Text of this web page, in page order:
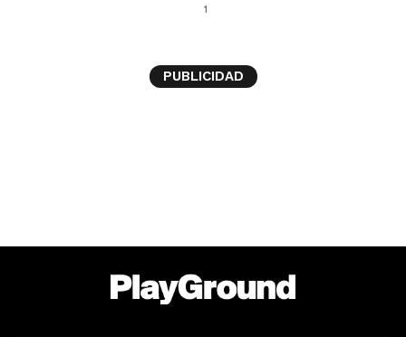
1
PUBLICIDAD